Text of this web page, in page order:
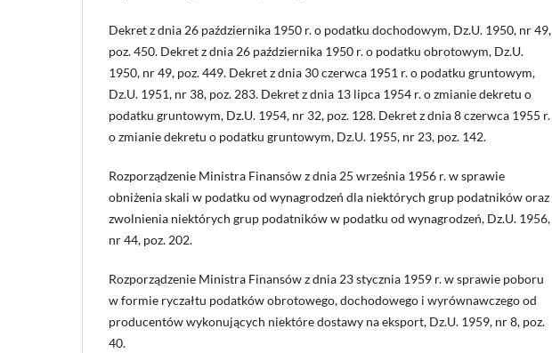
Dekret z dnia 26 października 1950 r. o podatku dochodowym, Dz.U. 1950, nr 49,
poz. 450. Dekret z dnia 26 października 1950 r. o podatku obrotowym, Dz.U.
1950, nr 49, poz. 449. Dekret z dnia 30 czerwca 1951 r. o podatku gruntowym,
Dz.U. 1951, nr 38, poz. 283. Dekret z dnia 13 lipca 1954 r. o zmianie dekretu o
podatku gruntowym, Dz.U. 1954, nr 32, poz. 128. Dekret z dnia 8 czerwca 1955 r.
o zmianie dekretu o podatku gruntowym, Dz.U. 1955, nr 23, poz. 142.
Rozporządzenie Ministra Finansów z dnia 25 września 1956 r. w sprawie
obniżenia skali w podatku od wynagrodzeń dla niektórych grup podatników oraz
zwolnienia niektórych grup podatników w podatku od wynagrodzeń, Dz.U. 1956,
nr 44, poz. 202.
Rozporządzenie Ministra Finansów z dnia 23 stycznia 1959 r. w sprawie poboru
w formie ryczałtu podatków obrotowego, dochodowego i wyrównawczego od
producentów wykonujących niektóre dostawy na eksport, Dz.U. 1959, nr 8, poz.
40.